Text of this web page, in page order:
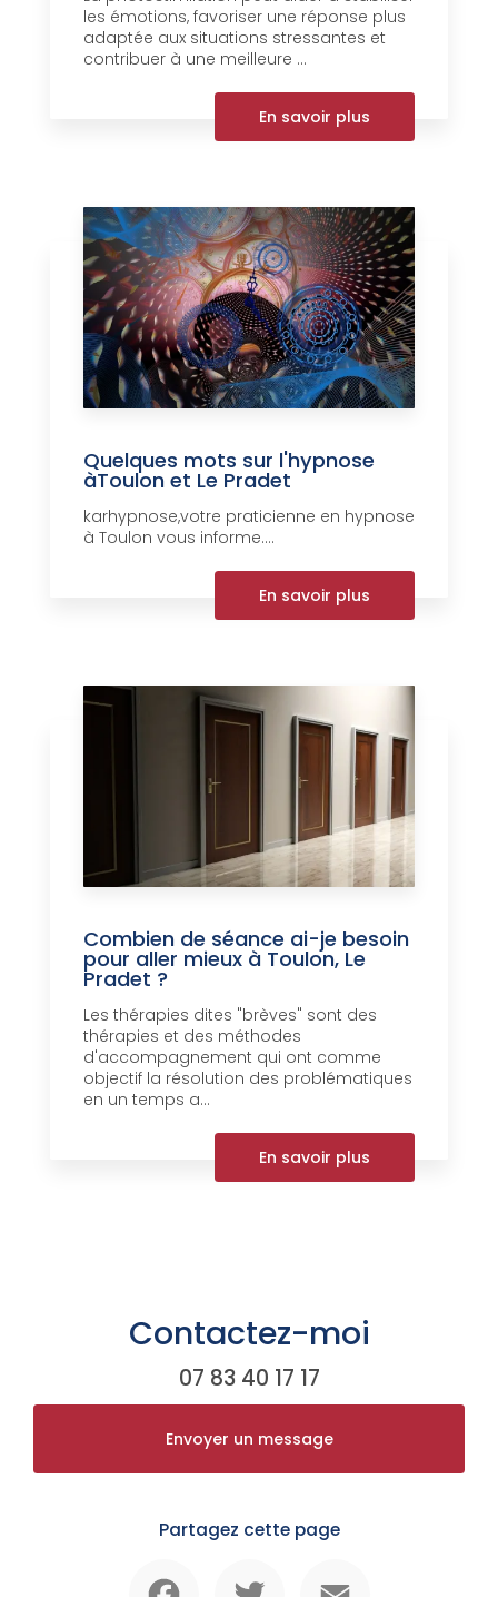
les émotions, favoriser une réponse plus
adaptée aux situations stressantes et
contribuer à une meilleure ...
En savoir plus
Quelques mots sur l'hypnose
àToulon et Le Pradet
karhypnose,votre praticienne en hypnose
à Toulon vous informe....
En savoir plus
Combien de séance ai-je besoin
pour aller mieux à Toulon, Le
Pradet ?
Les thérapies dites "brèves" sont des
thérapies et des méthodes
d'accompagnement qui ont comme
objectif la résolution des problématiques
en un temps a...
En savoir plus
Contactez-moi
07 83 40 17 17
Envoyer un message
Partagez cette page